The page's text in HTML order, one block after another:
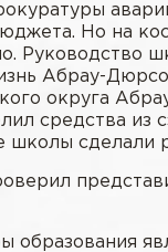
Но на
Руководство
Абрау-
округа
средства из
школы сделали
образования